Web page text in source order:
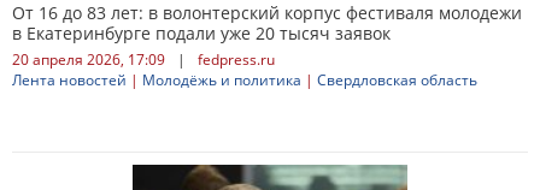
От 16 до 83 лет: в волонтерский корпус фестиваля молодежи
в Екатеринбурге подали уже 20 тысяч заявок
20 апреля 2026, 17:09 |
fedpress.ru
Лента новостей | Молодёжь и политика | Свердловская область